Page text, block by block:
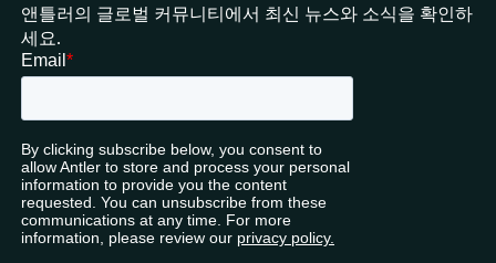
앤틀러의 글로벌 커뮤니티에서 최신 뉴스와 소식을 확인하
세요.